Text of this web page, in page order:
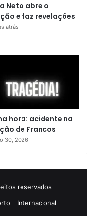
Neto abre o
e faz revelações
atrás
hora: acidente na
de Francos
30, 2026
reservados
Internacional